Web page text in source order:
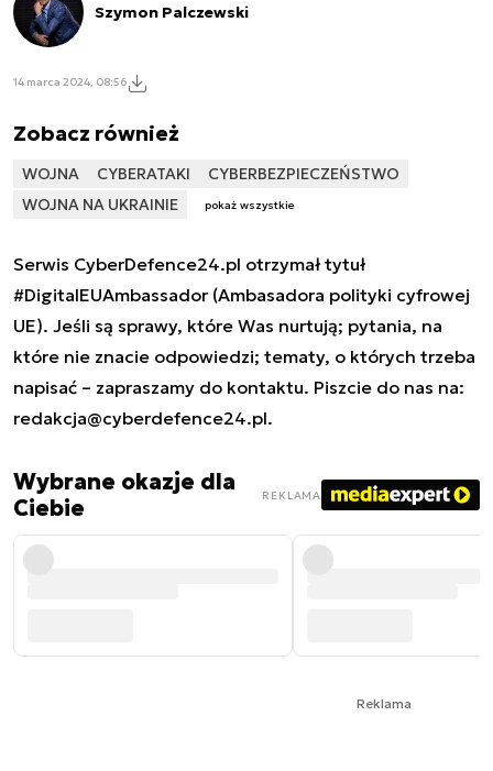
Szymon Palczewski
14 marca 2024, 08:56
Zobacz również
WOJNA CYBERATAKI
CYBERBEZPIECZEŃSTWO
WOJNA NA UKRAINIE
pokaż wszystkie
Serwis CyberDefence24.pl otrzymał tytuł
#DigitalEUAmbassador (Ambasadora polityki cyfrowej
UE). Jeśli są sprawy, które Was nurtują; pytania, na
które nie znacie odpowiedzi; tematy, o których trzeba
napisać – zapraszamy do kontaktu. Piszcie do nas na:
redakcja@cyberdefence24.pl.
Wybrane okazje dla
Ciebie
REKLAMA
Reklama